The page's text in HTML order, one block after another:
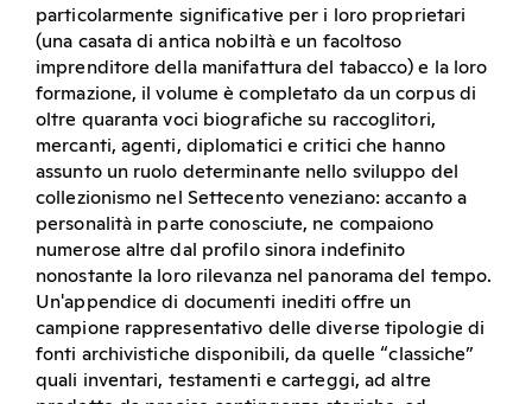
particolarmente significative per i loro proprietari
(una casata di antica nobiltà e un facoltoso
imprenditore della manifattura del tabacco) e la loro
formazione, il volume è completato da un corpus di
oltre quaranta voci biografiche su raccoglitori,
mercanti, agenti, diplomatici e critici che hanno
assunto un ruolo determinante nello sviluppo del
collezionismo nel Settecento veneziano: accanto a
personalità in parte conosciute, ne compaiono
numerose altre dal profilo sinora indefinito
nonostante la loro rilevanza nel panorama del tempo.
Un'appendice di documenti inediti offre un
campione rappresentativo delle diverse tipologie di
fonti archivistiche disponibili, da quelle “classiche”
quali inventari, testamenti e carteggi, ad altre